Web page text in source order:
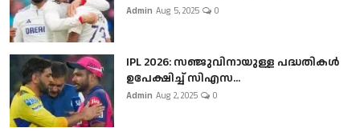
Admin Aug 5, 2025 0
IPL 2026: സഞ്ജുവിനായുള്ള പദ്ധതികൾ
ഉപേക്ഷിച്ച് സിഎസ...
Admin Aug 2, 2025 0